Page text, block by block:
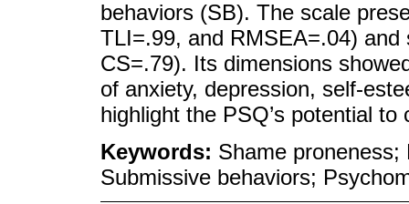
behaviors (SB). The scale
TLI=.99, and RMSEA=.04)
CS=.79). Its dimensions
of anxiety, depression, self-
highlight the PSQ’s potential
Keywords: Shame
Submissive behaviors;